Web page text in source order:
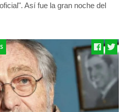
Así fue la gran noche del